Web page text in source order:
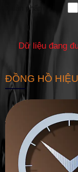
sản phẩm
Dữ liệu đang
ĐỒNG HỒ